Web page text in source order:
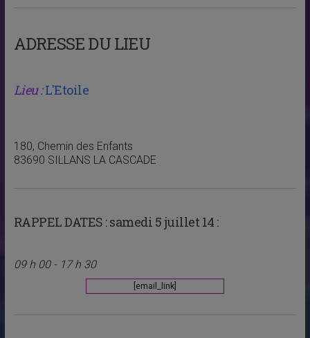
ADRESSE DU LIEU
Lieu :L'Etoile
180, Chemin des Enfants
83690 SILLANS LA CASCADE
RAPPEL DATES :samedi 5 juillet 14 :
09 h 00 - 17 h 30
[email_link]